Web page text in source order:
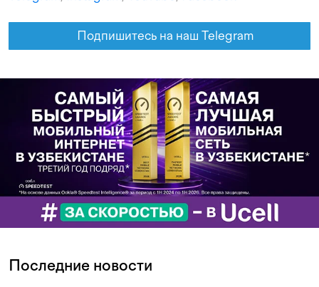
Подпишитесь на наш Telegram
Последние новости